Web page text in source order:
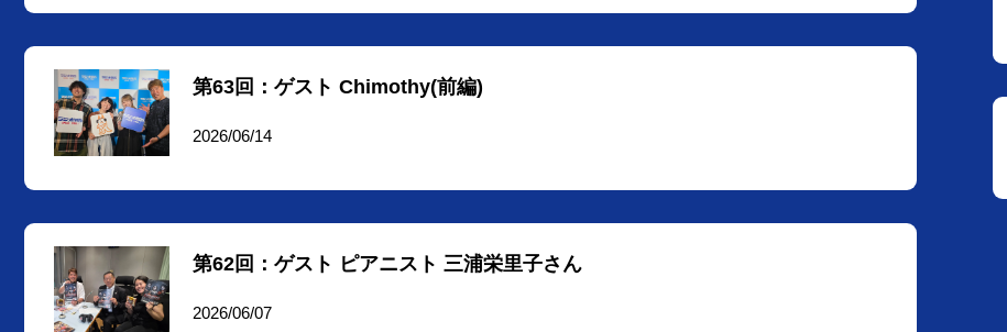
第63回：ゲスト Chimothy(前編)
2026/06/14
第62回：ゲスト ピアニスト 三浦栄里子さん
2026/06/07